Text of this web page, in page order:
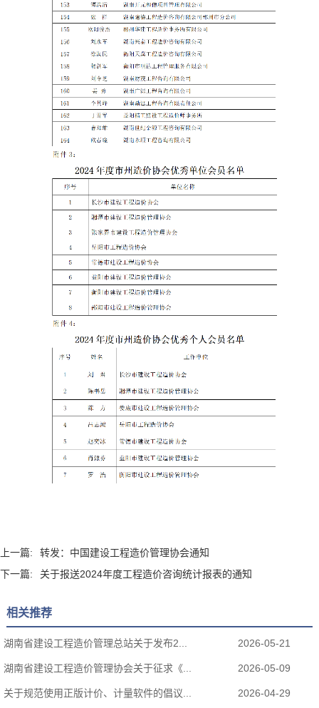
上一篇:
转发：中国建设工程造价管理协会通知
下一篇:
关于报送2024年度工程造价咨询统计报表的通知
相关推荐
湖南省建设工程造价管理总站关于发布2... 2026-05-21
湖南省建设工程造价管理协会关于征求《... 2026-05-09
关于规范使用正版计价、计量软件的倡议... 2026-04-29